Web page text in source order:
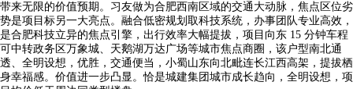
带来无限的价值预期。习友做为合肥西南区域的交通大动脉，焦点区位劣
势是项目标另一大亮点。融合低密规划取科技系统，办事团队专业高效，
是合肥科技立异的焦点引擎，出行效率大幅提拔，项目向东 15 分钟车程
可中转政务区万象城、天鹅湖万达广场等城市焦点商圈，该户型南北通
透、全明设想，优胜，交通便当，小蜀山东向北毗连长江西高架，提拔栖
身幸福感。价值进一步凸显。恰是城建集团城市成长趋向，全明设想，项